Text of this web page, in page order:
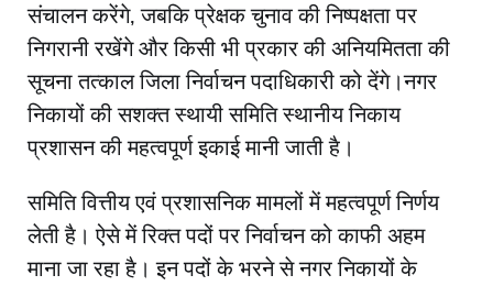
संचालन करेंगे, जबकि प्रेक्षक चुनाव की निष्पक्षता पर
निगरानी रखेंगे और किसी भी प्रकार की अनियमितता की
सूचना तत्काल जिला निर्वाचन पदाधिकारी को देंगे।नगर
निकायों की सशक्त स्थायी समिति स्थानीय निकाय
प्रशासन की महत्वपूर्ण इकाई मानी जाती है।
समिति वित्तीय एवं प्रशासनिक मामलों में महत्वपूर्ण निर्णय
लेती है। ऐसे में रिक्त पदों पर निर्वाचन को काफी अहम
माना जा रहा है। इन पदों के भरने से नगर निकायों के